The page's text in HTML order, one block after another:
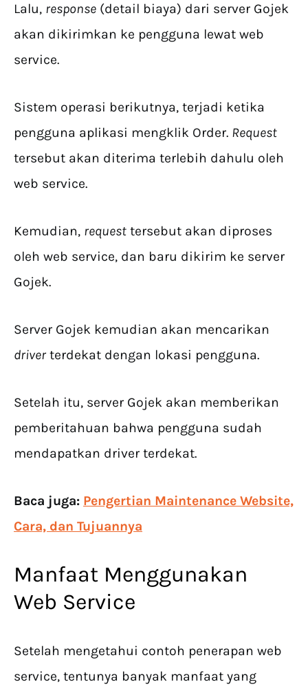
Lalu, response (detail biaya) dari server Gojek
akan dikirimkan ke pengguna lewat web
service.
Sistem operasi berikutnya, terjadi ketika
pengguna aplikasi mengklik Order. Request
tersebut akan diterima terlebih dahulu oleh
web service.
Kemudian, request tersebut akan diproses
oleh web service, dan baru dikirim ke server
Gojek.
Server Gojek kemudian akan mencarikan
driver terdekat dengan lokasi pengguna.
Setelah itu, server Gojek akan memberikan
pemberitahuan bahwa pengguna sudah
mendapatkan driver terdekat.
Baca juga: Pengertian Maintenance Website,
Cara, dan Tujuannya
Manfaat Menggunakan
Web Service
Setelah mengetahui contoh penerapan web
service, tentunya banyak manfaat yang